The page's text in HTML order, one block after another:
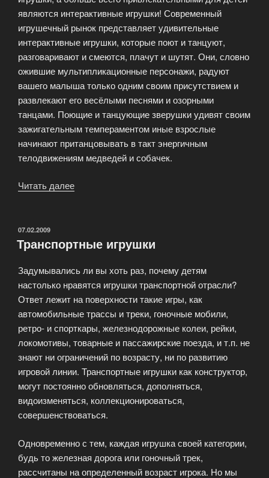
являются интерактивные игрушки! Современный
игрушечный рынок представляет удивительные
интерактивные игрушки, которые поют и танцуют,
разговаривают и смеются, плачут и шутят. Они, словно
ожившие мультипликационные персонажи, радуют
вашего малыша только одним своим присутствием и
развлекают его весёлыми песнями и озорными
танцами. Поющие и танцующие зверушки удивят своим
зажигательным темпераментом иные взрослые
начинают пританцовывать в такт энергичным
телодвижениям медведей и собачек.
Читать далее
ОПУБЛИКОВАНО
07.02.2009
Транспортные игрушки
Задумывались ли вы хоть раз, почему детям
настолько нравятся игрушки транспортной отрасли?
Ответ лежит на поверхности такие игры, как
автомобильные трассы и треки, гоночные мобили,
ретро- и спорткары, железнодорожные колеи, рейки,
локомотивы, товарные и пассажирские поезда, и т.п. не
знают ни ограничений по возрасту, ни по развитию
игровой линии. Транспортные игрушки как конструктор,
могут постоянно обновляться, дополняться,
видоизменяться, коллекционироваться,
совершенствоваться.
Одновременно с тем, каждая игрушка своей категории,
будь то железная дорога или гоночный трек,
рассчитаны на определенный возраст игрока. Но мы